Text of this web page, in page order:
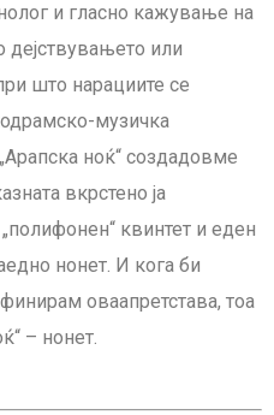
и гласно кажување на
дејствувањето или
што нарациите се
музичка
ноќ“ создадовме
вкрстено ја
квинтет и еден
нонет. И кога би
оваапретстава, тоа
– нонет.